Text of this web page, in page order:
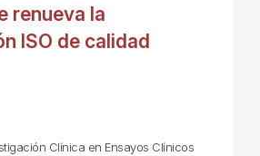
renueva la
ISO de calidad
Clínica en Ensayos Clínicos